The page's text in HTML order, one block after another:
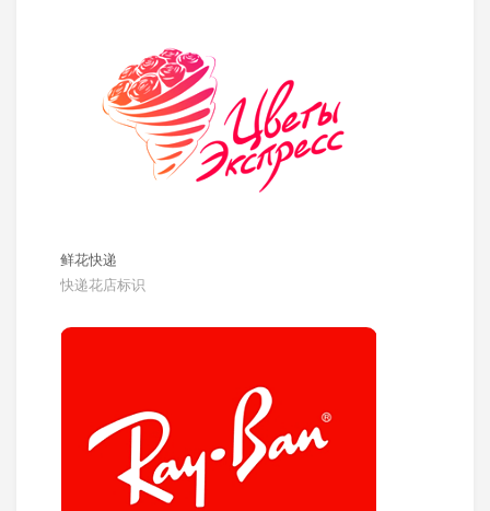
鲜花快递
快递花店标识